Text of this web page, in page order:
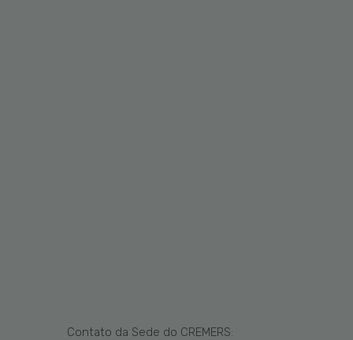
Contato da Sede do CREMERS: